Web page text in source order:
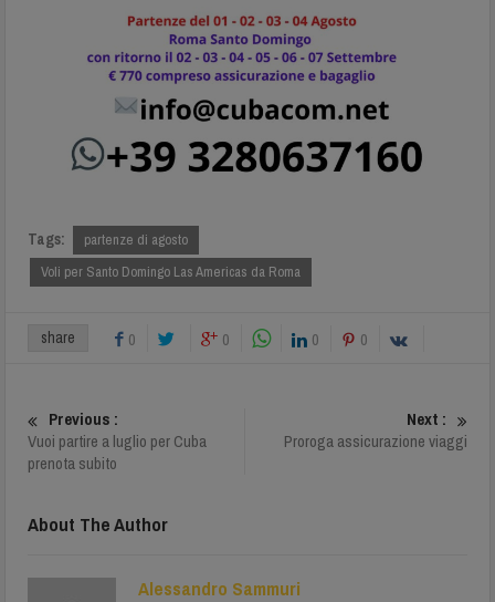
Tags:
partenze di agosto
Voli per Santo Domingo Las Americas da Roma
share 0 0 0 0
Previous :
Vuoi partire a luglio per Cuba
prenota subito
Next :
Proroga assicurazione viaggi
About The Author
Alessandro Sammuri